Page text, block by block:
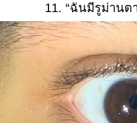
11. “ฉันมีรูม่านต